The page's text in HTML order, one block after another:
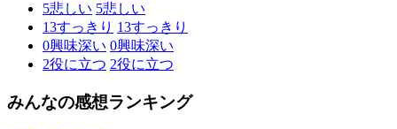
5悲しい 5悲しい
13すっきり 13すっきり
0興味深い 0興味深い
2役に立つ 2役に立つ
みんなの感想ランキング